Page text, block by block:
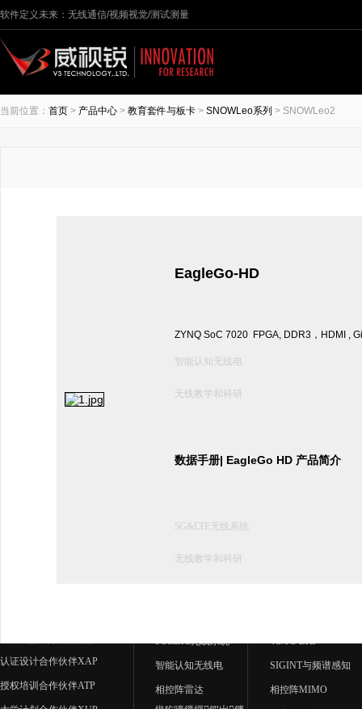
软件定义未来：无线通信/视频视觉/测试测量
当前位置： 首页 > 产品中心 > 教育套件与板卡 > SNOWLeo系列 > SNOWLeo2
EagleGo-HD
ZYNQ SoC 7020 FPGA, DDR3，HDMI ,
智能认知无线电
无线教学和科研
数据手册| EagleGo HD 产品简介
5G&LTE无线系统
无线教学和科研
认证设计合作伙伴XAP
授权培训合作伙伴ATP
5G&LTE无线系统
智能认知无线电
相控阵雷达
4G/5G LTE
SIGINT与频谱感知
相控阵MIMO